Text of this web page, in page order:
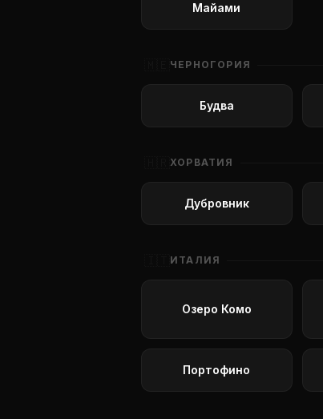
Майами
ЧЕРНОГОРИЯ
Будва
ХОРВАТИЯ
Дубровник
ИТАЛИЯ
Озеро Комо
Портофино